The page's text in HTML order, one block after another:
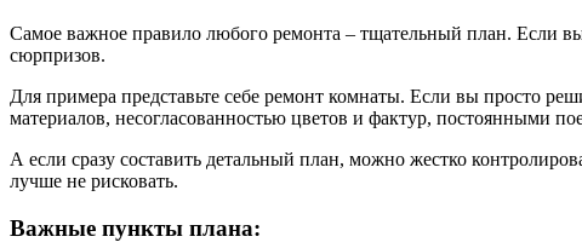
Самое важное правило любого ремонта – тщательный план. Если
сюрпризов.
Для примера представьте себе ремонт комнаты. Если вы просто
материалов, несогласованностью цветов и фактур, постоянными
А если сразу составить детальный план, можно жестко
лучше не рисковать.
Важные пункты плана: